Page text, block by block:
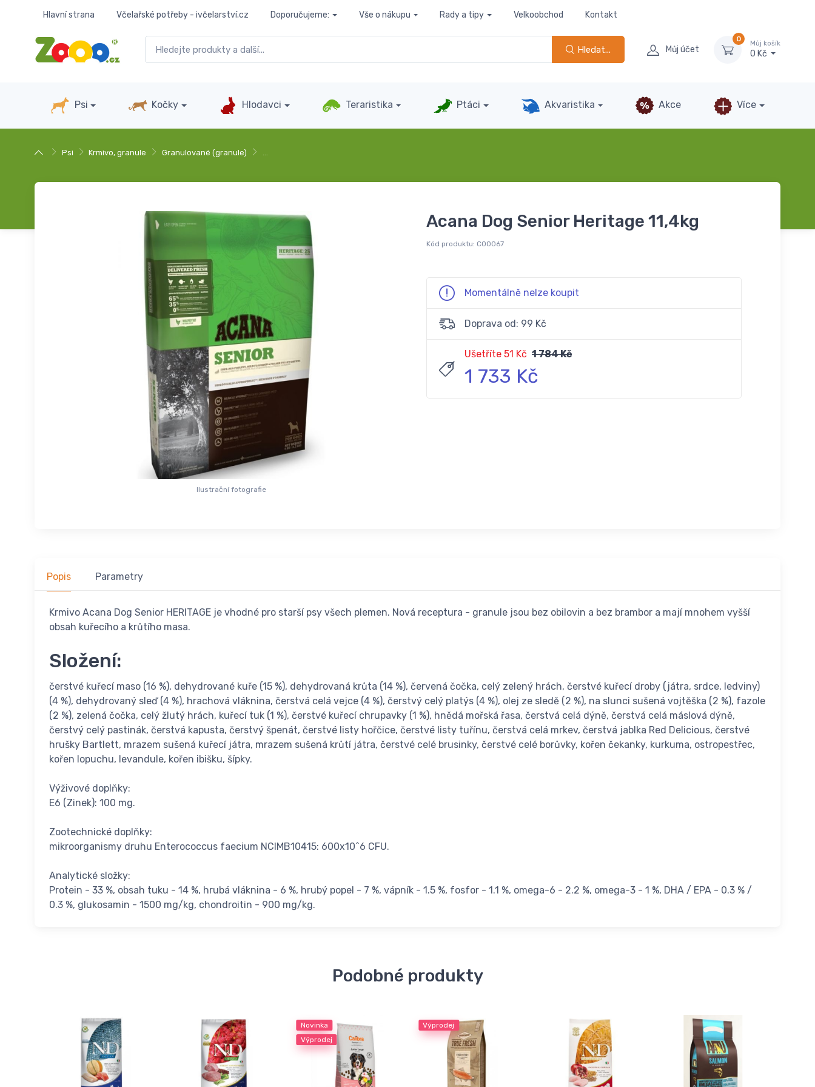
Hlavní strana Včelařské potřeby - ivčelarství.cz Doporučujeme: Vše o nákupu Rady a tipy Velkoobchod Kontakt
Hledat... Můj účet
0
Můj košík
0 Kč
Psi Kočky Hlodavci Teraristika Ptáci Akvaristika Akce Více
Psi Krmivo, granule Granulované (granule) …
Ilustrační fotografie
Acana Dog Senior Heritage 11,4kg
Kód produktu: C00067
Momentálně nelze koupit
Doprava od: 99 Kč
Ušetříte 51 Kč 1 784 Kč
1 733 Kč
Popis Parametry
Krmivo Acana Dog Senior HERITAGE je vhodné pro starší psy všech plemen. Nová receptura - granule jsou bez obilovin a bez brambor a mají mnohem vyšší
obsah kuřecího a krůtího masa.
Složení:
čerstvé kuřecí maso (16 %), dehydrované kuře (15 %), dehydrovaná krůta (14 %), červená čočka, celý zelený hrách, čerstvé kuřecí droby (játra, srdce, ledviny)
(4 %), dehydrovaný sleď (4 %), hrachová vláknina, čerstvá celá vejce (4 %), čerstvý celý platýs (4 %), olej ze sledě (2 %), na slunci sušená vojtěška (2 %), fazole
(2 %), zelená čočka, celý žlutý hrách, kuřecí tuk (1 %), čerstvé kuřecí chrupavky (1 %), hnědá mořská řasa, čerstvá celá dýně, čerstvá celá máslová dýně,
čerstvý celý pastinák, čerstvá kapusta, čerstvý špenát, čerstvé listy hořčice, čerstvé listy tuřínu, čerstvá celá mrkev, čerstvá jablka Red Delicious, čerstvé
hrušky Bartlett, mrazem sušená kuřecí játra, mrazem sušená krůtí játra, čerstvé celé brusinky, čerstvé celé borůvky, kořen čekanky, kurkuma, ostropestřec,
kořen lopuchu, levandule, kořen ibišku, šípky.
Výživové doplňky:
E6 (Zinek): 100 mg.
Zootechnické doplňky:
mikroorganismy druhu Enterococcus faecium NCIMB10415: 600x10^6 CFU.
Analytické složky:
Protein - 33 %, obsah tuku - 14 %, hrubá vláknina - 6 %, hrubý popel - 7 %, vápník - 1.5 %, fosfor - 1.1 %, omega-6 - 2.2 %, omega-3 - 1 %, DHA / EPA - 0.3 % /
0.3 %, glukosamin - 1500 mg/kg, chondroitin - 900 mg/kg.
Podobné produkty
Novinka
Výprodej
Výprodej